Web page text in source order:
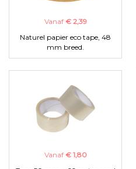
Vanaf € 2,39
Naturel papier eco tape, 48
mm breed.
Vanaf € 1,80